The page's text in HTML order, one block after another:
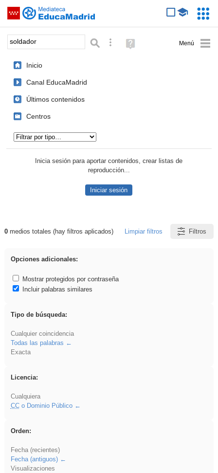
Saltar navegación
Palabra o frase: Búsqueda avanzada
Ayuda
(en
Inicio
Canal EducaMadrid
Últimos contenidos
Centros
Inicia sesión para aportar contenidos, crear listas de
reproducción...
Iniciar sesión
Resultados de: soldador
0medios totales (hay filtros aplicados) Limpiar filtros Filtros
Opciones adicionales:
Mostrar protegidos por contraseña
Incluir palabras similares
Tipo de búsqueda:
Cualquier coincidencia
Todas las palabras
Exacta
Licencia:
Cualquiera
CCo Dominio Público
Orden:
Fecha (recientes)
Fecha (antiguos)
Visualizaciones